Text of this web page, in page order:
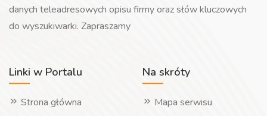
danych teleadresowych opisu firmy oraz słów kluczowych
do wyszukiwarki. Zapraszamy
Linki w Portalu
Strona główna
Na skróty
Mapa serwisu